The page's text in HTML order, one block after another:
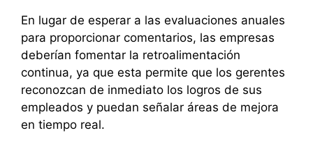
En lugar de esperar a las evaluaciones anuales
para proporcionar comentarios, las empresas
deberían fomentar la retroalimentación
continua, ya que esta permite que los gerentes
reconozcan de inmediato los logros de sus
empleados y puedan señalar áreas de mejora
en tiempo real.